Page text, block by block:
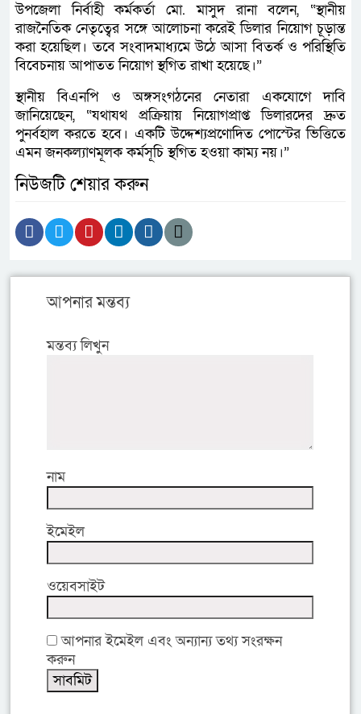
উপজেলা নির্বাহী কর্মকর্তা মো. মাসুদ রানা বলেন, “স্থানীয়
রাজনৈতিক নেতৃত্বের সঙ্গে আলোচনা করেই ডিলার নিয়োগ চূড়ান্ত
করা হয়েছিল। তবে সংবাদমাধ্যমে উঠে আসা বিতর্ক ও পরিস্থিতি
বিবেচনায় আপাতত নিয়োগ স্থগিত রাখা হয়েছে।”
স্থানীয় বিএনপি ও অঙ্গসংগঠনের নেতারা একযোগে দাবি
জানিয়েছেন, “যথাযথ প্রক্রিয়ায় নিয়োগপ্রাপ্ত ডিলারদের দ্রুত
পুনর্বহাল করতে হবে। একটি উদ্দেশ্যপ্রণোদিত পোস্টের ভিত্তিতে
এমন জনকল্যাণমূলক কর্মসূচি স্থগিত হওয়া কাম্য নয়।”
নিউজটি শেয়ার করুন
আপনার মন্তব্য
মন্তব্য লিখুন
নাম
ইমেইল
ওয়েবসাইট
আপনার ইমেইল এবং অন্যান্য তথ্য সংরক্ষন
করুন